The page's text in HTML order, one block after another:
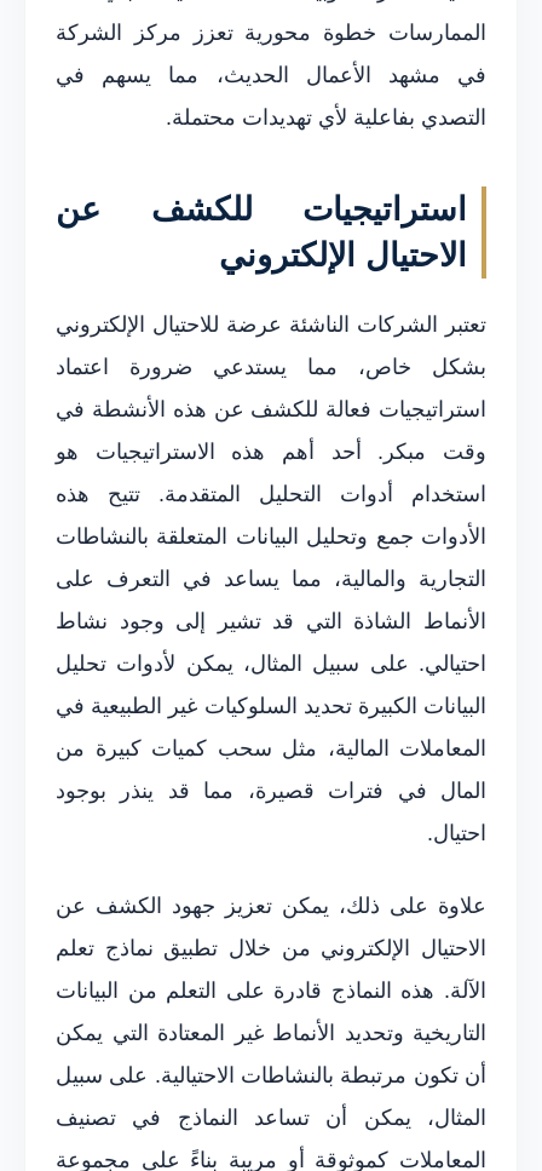
الممارسات خطوة محورية تعزز مركز الشركة
في مشهد الأعمال الحديث، مما يسهم في
التصدي بفاعلية لأي تهديدات محتملة.
استراتيجيات للكشف عن
الاحتيال الإلكتروني
تعتبر الشركات الناشئة عرضة للاحتيال الإلكتروني
بشكل خاص، مما يستدعي ضرورة اعتماد
استراتيجيات فعالة للكشف عن هذه الأنشطة في
وقت مبكر. أحد أهم هذه الاستراتيجيات هو
استخدام أدوات التحليل المتقدمة. تتيح هذه
الأدوات جمع وتحليل البيانات المتعلقة بالنشاطات
التجارية والمالية، مما يساعد في التعرف على
الأنماط الشاذة التي قد تشير إلى وجود نشاط
احتيالي. على سبيل المثال، يمكن لأدوات تحليل
البيانات الكبيرة تحديد السلوكيات غير الطبيعية في
المعاملات المالية، مثل سحب كميات كبيرة من
المال في فترات قصيرة، مما قد ينذر بوجود
احتيال.
علاوة على ذلك، يمكن تعزيز جهود الكشف عن
الاحتيال الإلكتروني من خلال تطبيق نماذج تعلم
الآلة. هذه النماذج قادرة على التعلم من البيانات
التاريخية وتحديد الأنماط غير المعتادة التي يمكن
أن تكون مرتبطة بالنشاطات الاحتيالية. على سبيل
المثال، يمكن أن تساعد النماذج في تصنيف
المعاملات كموثوقة أو مريبة بناءً على مجموعة